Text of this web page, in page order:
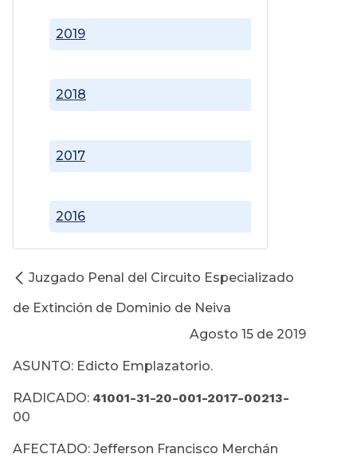
2016
2017
2018
2019
Juzgado Penal del Circuito Especializado
de Extinción de Dominio de Neiva
Agosto 15 de 2019
ASUNTO: Edicto Emplazatorio.
RADICADO: 41001-31-20-001-2017-00213-
00
AFECTADO: Jefferson Francisco Merchán